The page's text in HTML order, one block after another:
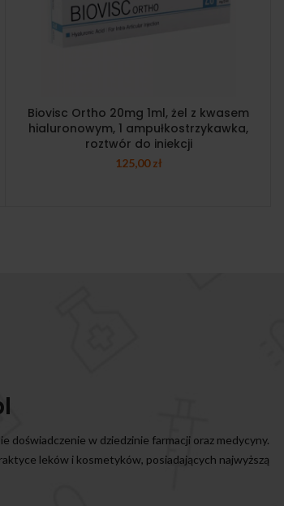
Biovisc Ortho 20mg 1ml, żel z kwasem
hialuronowym, 1 ampułkostrzykawka,
roztwór do iniekcji
125,00zł
doświadczenie w dziedzinie farmacji oraz medycyny.
leków i kosmetyków, posiadających najwyższą